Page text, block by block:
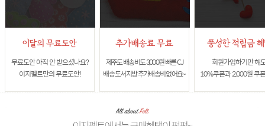
무료도안 아직 안 받으셨나요?
이지펠트만의 무료도안!
제주도 배송비도 3,000원 빠른 CJ
배송 도서지방 추가배송비 없어요~
회원가입하기만 해
10%쿠폰과 2,000원 쿠